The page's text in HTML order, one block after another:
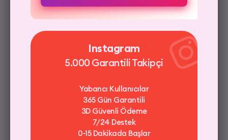
3D Güvenli Ödeme
100 Beğeni + 50 Retweet
1000 Tweet Görüntülenme
Şifre İstemiyoruz
Instagram
5.000 Garantili Takipçi
Yabancı Kullanıcılar
365 Gün Garantili
3D Güvenli Ödeme
7/24 Destek
0-15 Dakikada Başlar